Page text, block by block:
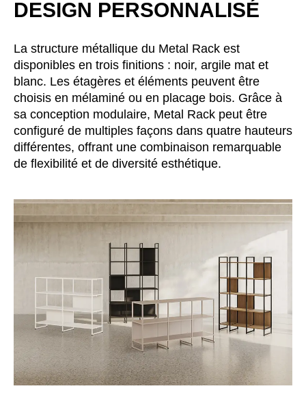
DESIGN PERSONNALISÉ
La structure métallique du Metal Rack est
disponibles en trois finitions : noir, argile mat et
blanc. Les étagères et éléments peuvent être
choisis en mélaminé ou en placage bois. Grâce à
sa conception modulaire, Metal Rack peut être
configuré de multiples façons dans quatre hauteurs
différentes, offrant une combinaison remarquable
de flexibilité et de diversité esthétique.